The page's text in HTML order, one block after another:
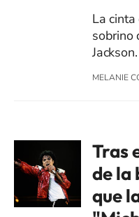
La
sobrino
Jackson.
MELANIE
Tras
de la
que